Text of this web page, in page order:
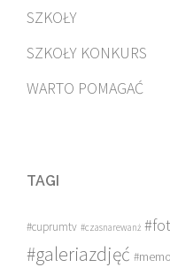
SZKOŁY
SZKOŁY KONKURS
WARTO POMAGAĆ
TAGI
#cuprumtv #czasnarewanż
#galeriazdjęć